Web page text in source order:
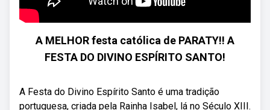
A MELHOR festa católica de PARATY!! A
FESTA DO DIVINO ESPÍRITO SANTO!
A Festa do Divino Espírito Santo é uma tradição
portuguesa, criada pela Rainha Isabel, lá no Século XIII.